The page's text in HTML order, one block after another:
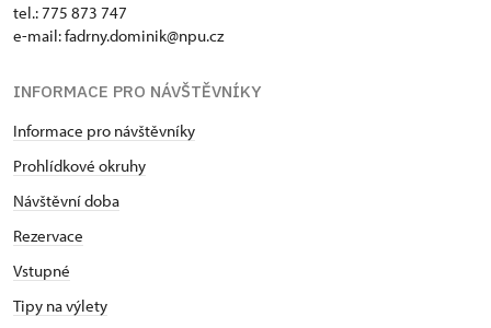
tel.: 775 873 747
e-mail: fadrny.dominik@npu.cz
INFORMACE PRO NÁVŠTĚVNÍKY
Informace pro návštěvníky
Prohlídkové okruhy
Návštěvní doba
Rezervace
Vstupné
Tipy na výlety